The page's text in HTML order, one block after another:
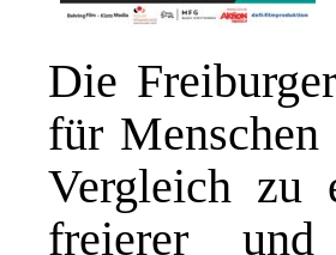
Die
für
Vergleich zu
freierer